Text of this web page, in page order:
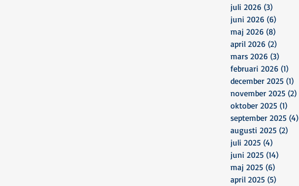
juli 2026 (3)
juni 2026 (6)
maj 2026 (8)
april 2026 (2)
mars 2026 (3)
februari 2026 (1)
december 2025 (1)
november 2025 (2)
oktober 2025 (1)
september 2025 (4)
augusti 2025 (2)
juli 2025 (4)
juni 2025 (14)
maj 2025 (6)
april 2025 (5)